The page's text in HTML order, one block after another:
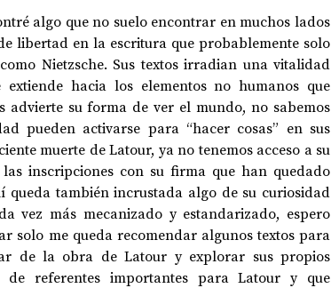
algo que no suelo encontrar en muchos lados
libertad en la escritura que probablemente solo
Nietzsche. Sus textos irradian una vitalidad
hacia los elementos no humanos que
advierte su forma de ver el mundo, no sabemos
pueden activarse para “hacer cosas” en sus
muerte de Latour, ya no tenemos acceso a su
inscripciones con su firma que han quedado
queda también incrustada algo de su curiosidad
vez más mecanizado y estandarizado, espero
solo me queda recomendar algunos textos para
de la obra de Latour y explorar sus propios
de referentes importantes para Latour y que